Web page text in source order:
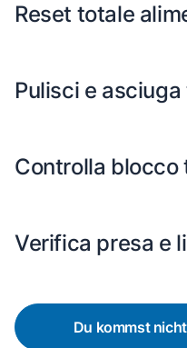
Reset totale
Pulisci e
Controlla blocco
Verifica presa e
Du kommst